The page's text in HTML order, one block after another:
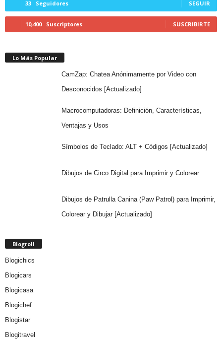
33 Seguidores SEGUIR
10,400 Suscriptores SUSCRIBIRTE
Lo Más Popular
CamZap: Chatea Anónimamente por Video con
Desconocidos [Actualizado]
Macrocomputadoras: Definición, Características,
Ventajas y Usos
Símbolos de Teclado: ALT + Códigos [Actualizado]
Dibujos de Circo Digital para Imprimir y Colorear
Dibujos de Patrulla Canina (Paw Patrol) para Imprimir,
Colorear y Dibujar [Actualizado]
Blogroll
Blogichics
Blogicars
Blogicasa
Blogichef
Blogistar
Blogitravel